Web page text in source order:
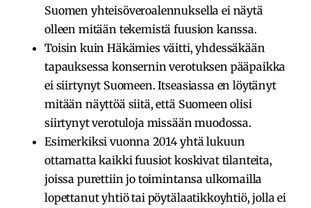
Suomen yhteisöveroalennuksella ei näytä
olleen mitään tekemistä fuusion kanssa.
Toisin kuin Häkämies väitti, yhdessäkään
tapauksessa konsernin verotuksen pääpaikka
ei siirtynyt Suomeen. Itseasiassa en löytänyt
mitään näyttöä siitä, että Suomeen olisi
siirtynyt verotuloja missään muodossa.
Esimerkiksi vuonna 2014 yhtä lukuun
ottamatta kaikki fuusiot koskivat tilanteita,
joissa purettiin jo toimintansa ulkomailla
lopettanut yhtiö tai pöytälaatikkoyhtiö, jolla ei